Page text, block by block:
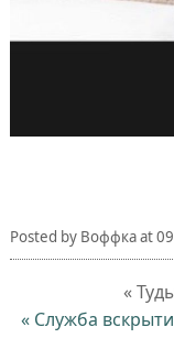
Posted by Воффкаat
«
« Служба